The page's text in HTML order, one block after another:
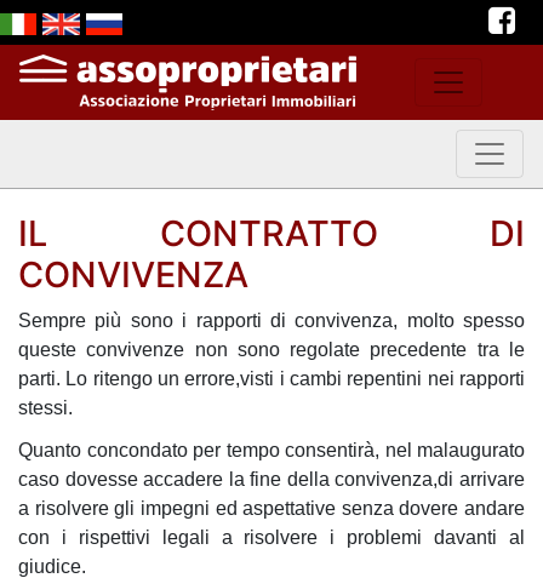
IL CONTRATTO DI
CONVIVENZA
Sempre più sono i rapporti di convivenza, molto spesso
queste convivenze non sono regolate precedente tra le
parti. Lo ritengo un errore,visti i cambi repentini nei rapporti
stessi.
Quanto concondato per tempo consentirà, nel malaugurato
caso dovesse accadere la fine della convivenza,di arrivare
a risolvere gli impegni ed aspettative senza dovere andare
con i rispettivi legali a risolvere i problemi davanti al
giudice.